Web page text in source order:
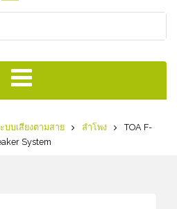
บเสียงตามสาย ลำโพง
TOA F-
System